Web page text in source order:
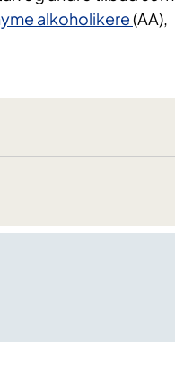
alkoholikere(AA),